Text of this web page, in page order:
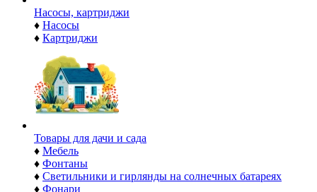
Насосы, картриджи
♦ Насосы
♦ Картриджи
Товары для дачи и сада
♦ Мебель
♦ Фонтаны
♦ Светильники и гирлянды на солнечных батареях
♦ Фонари